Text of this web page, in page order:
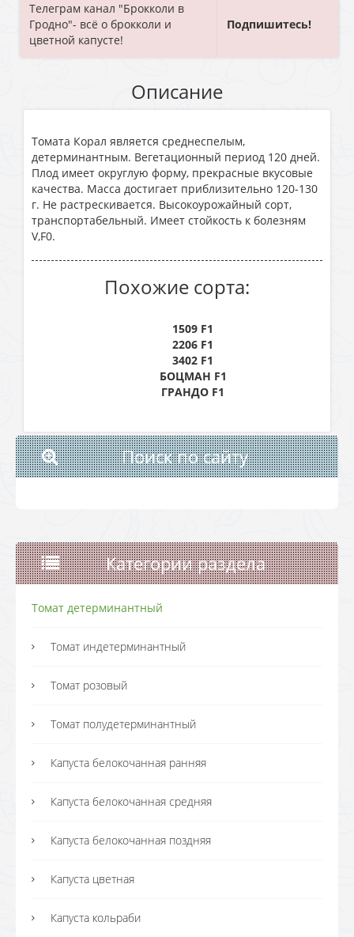
Телеграм канал "Брокколи в
Гродно"- всё о брокколи и
цветной капусте!
Подпишитесь!
Описание
Томата Корал является среднеспелым,
детерминантным. Вегетационный период 120 дней.
Плод имеет округлую форму, прекрасные вкусовые
качества. Масса достигает приблизительно 120-130
г. Не растрескивается. Высокоурожайный сорт,
транспортабельный. Имеет стойкость к болезням
V,F0.
Похожие сорта:
1509 F1
2206 F1
3402 F1
БОЦМАН F1
ГРАНДО F1
Поиск по сайту
Категории раздела
Томат детерминантный
Томат индетерминантный
Томат розовый
Томат полудетерминантный
Капуста белокочанная ранняя
Капуста белокочанная средняя
Капуста белокочанная поздняя
Капуста цветная
Капуста кольраби